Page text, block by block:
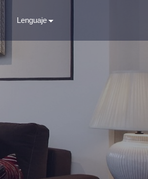
Lenguaje